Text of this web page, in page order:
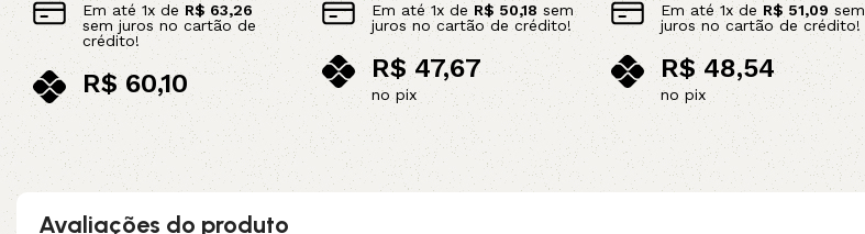
Em até 1x deR$ 63,26
sem juros no cartão de
crédito!
R$60,10
no pix
Adicionar ao carrinho
Em até1x de R$ 50,18 sem
juros no cartão de crédito!
R$47,67
no pix
Adicionar ao carrinho
Em até1x de R$ 51,09 sem
juros no cartão de crédito!
R$48,54
no pix
Leia mais
Avaliações do produto